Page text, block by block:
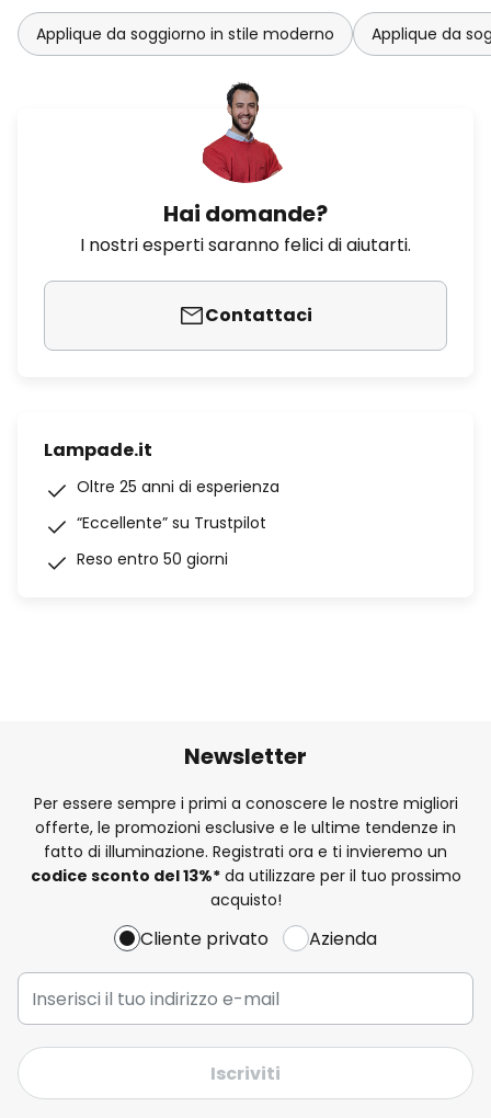
Applique da soggiorno in stile moderno Applique da
Hai domande?
I nostri esperti saranno felici di aiutarti.
Contattaci
Lampade.it
Oltre 25 anni di esperienza
“Eccellente” su Trustpilot
Reso entro 50 giorni
Newsletter
Per essere sempre i primi a conoscere le nostre migliori
offerte, le promozioni esclusive e le ultime tendenze in
fatto di illuminazione. Registrati ora e ti invieremo un
codice sconto del13%*da utilizzare per il tuo prossimo
acquisto!
Cliente privato Azienda
Iscriviti